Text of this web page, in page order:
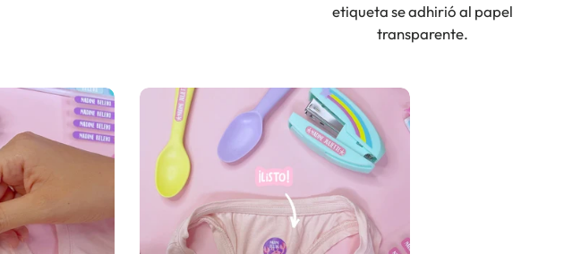
etiqueta se adhirió al papel
transparente.